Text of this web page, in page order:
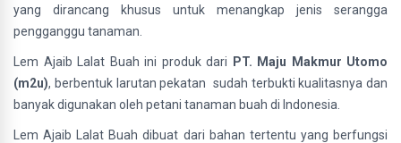
yang dirancang khusus untuk menangkap jenis serangga
pengganggu tanaman.
Lem Ajaib Lalat Buah ini produk dari
PT. Maju Makmur Utomo
(m2u), berbentuk larutan pekatan sudah terbukti kualitasnya dan
banyak digunakan oleh petani tanaman buah di Indonesia.
Lem Ajaib Lalat Buah dibuat dari bahan tertentu yang berfungsi